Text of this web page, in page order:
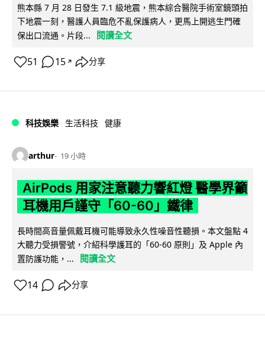
熊本縣 7 月 28 日發生 7.1 級地震，熊本綜合醫院手術室鏡頭拍
下地震一刻，醫護人員臨危不亂保護病人，更馬上開逃生門確
保出口流通。片段...
閱讀全文
51 15 ↗ 分享
科技娛樂 生活科技 健康
arthur 19 小時
AirPods 用家注意聽力響紅燈 醫學界籲
耳機用戶謹守「60-60」鐵律
長時間高音量佩戴耳機可能導致永久性噪音性聽損。本文盤點 4
大聽力受損警號，介紹科學護耳的「60-60 原則」及 Apple 內
置防護功能，...
閱讀全文
14 分享